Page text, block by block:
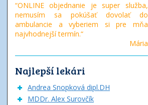
“ONLINE objednanie je super služba,
nemusím sa pokúšať dovolať do
ambulancie a vyberiem si pre mňa
najvhodnejší termín.“
Mária
Najlepší lekári
Andrea Snopková dipl.DH
MDDr. Alex Surovčík